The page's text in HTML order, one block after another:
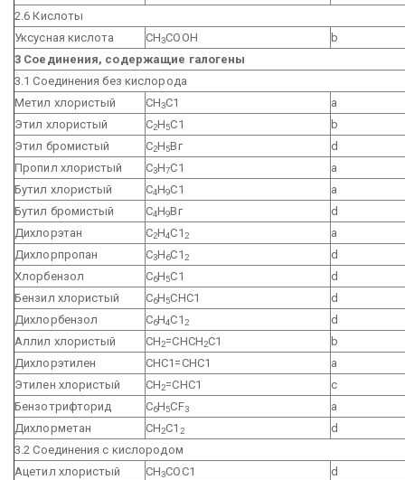
2.6 Кислоты
Уксусная кислота
СН3СООН
b
3 Соединения, содержащие галогены
3.1 Соединения без кислорода
Метил хлористый
СН3С1
a
Этил хлористый
С2Н5С1
b
Этил бромистый
С2Н5Вг
d
Пропил хлористый
С3Н7С1
a
Бутил хлористый
С4Н9С1
a
Бутил бромистый
С4Н9Вг
d
Дихлорэтан
С2Н4С12
a
Дихлорпропан
С3Н6С12
d
Хлорбензол
С6Н5С1
d
Бензил хлористый
С6Н5СНС1
d
Дихлорбензол
С6Н4С12
d
Аллил хлористый
СН2=СНСН2С1
b
Дихлорэтилен
СНС1=СНС1
a
Этилен хлористый
СН2=СНС1
с
Бензотрифторид
C6H5CF3
a
Дихлорметан
СН2С1 2
d
3.2 Соединения с кислородом
Ацетил хлористый
СН3СОС1
d